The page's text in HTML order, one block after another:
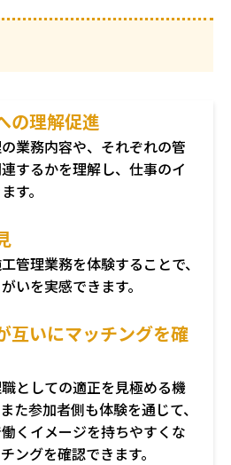
査
ング支援アプリ
の理解促進
業務内容や、それぞれの管
するかを理解し、仕事のイ
す。
管理業務を体験することで、
いを実感できます。
互いにマッチングを確
としての適正を見極める機
た参加者側も体験を通じて、
くイメージを持ちやすくな
ングを確認できます。